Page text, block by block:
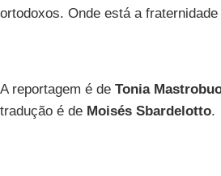
ortodoxos. Onde está a
A reportagem é de Tonia
tradução é de Moisés Sbardelotto.